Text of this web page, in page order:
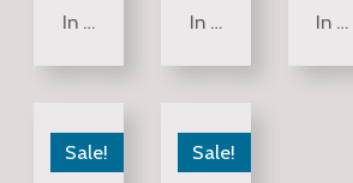
In winkelwagenIn winkelwagenIn
Sale! Sale!